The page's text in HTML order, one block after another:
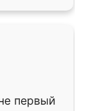
первый